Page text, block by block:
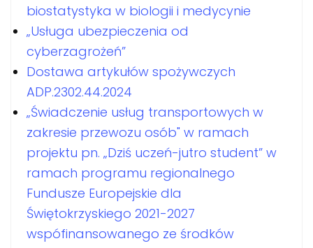
biostatystyka w biologii i medycynie
„Usługa ubezpieczenia od
cyberzagrożeń”
Dostawa artykułów spożywczych
ADP.2302.44.2024
„Świadczenie usług transportowych w
zakresie przewozu osób" w ramach
projektu pn. „Dziś uczeń-jutro student” w
ramach programu regionalnego
Fundusze Europejskie dla
Świętokrzyskiego 2021-2027
wspófinansowanego ze środków